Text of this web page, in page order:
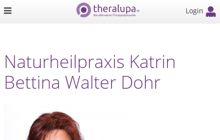
Login
Naturheilpraxis Katrin
Bettina Walter Dohr